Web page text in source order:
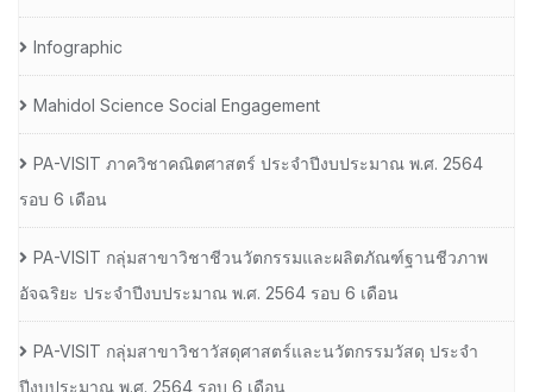
Infographic
Mahidol Science Social Engagement
PA-VISIT ภาควิชาคณิตศาสตร์ ประจำปีงบประมาณ พ.ศ. 2564
รอบ 6 เดือน
PA-VISIT กลุ่มสาขาวิชาชีวนวัตกรรมและผลิตภัณฑ์ฐานชีวภาพ
อัจฉริยะ ประจำปีงบประมาณ พ.ศ. 2564 รอบ 6 เดือน
PA-VISIT กลุ่มสาขาวิชาวัสดุศาสตร์และนวัตกรรมวัสดุ ประจำ
ปีงบประมาณ พ.ศ. 2564 รอบ 6 เดือน